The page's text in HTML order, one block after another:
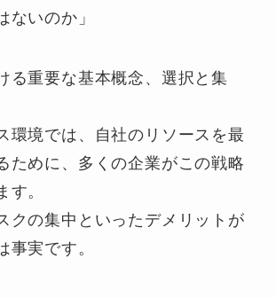
ないのか」
る重要な基本概念、選択と集
環境では、自社のリソースを最
ために、多くの企業がこの戦略
す。
クの集中といったデメリットが
事実です。